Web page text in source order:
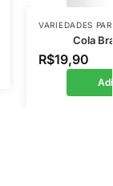
VARIEDADES
Cola
R$19,90